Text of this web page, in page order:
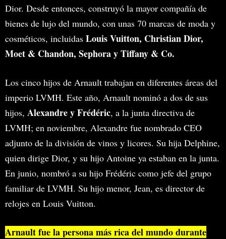
Dior. Desde entonces, construyó la mayor compañía de
bienes de lujo del mundo, con unas 70 marcas de moda y
cosméticos, incluidas Louis Vuitton, Christian Dior,
Moet & Chandon, Sephora y Tiffany & Co.
Los cinco hijos de Arnault trabajan en diferentes áreas del
imperio LVMH. Este año, Arnault nominó a dos de sus
hijos, Alexandre y Frédéric, a la junta directiva de
LVMH; en noviembre, Alexandre fue nombrado CEO
adjunto de la división de vinos y licores. Su hija Delphine,
quien dirige Dior, y su hijo Antoine ya estaban en la junta.
En junio, nombró a su hijo Frédéric como jefe del grupo
familiar de LVMH. Su hijo menor, Jean, es director de
relojes en Louis Vuitton.
Arnault fue la persona más rica del mundo durante